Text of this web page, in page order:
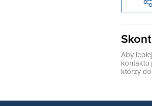
Aby
kontaktu
którzy